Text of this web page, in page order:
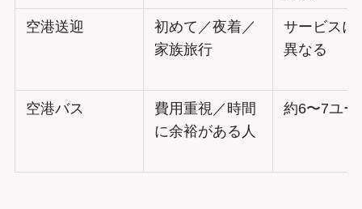
空港送迎
初めて／夜着／
家族旅行
サービスに
異なる
空港バス
費用重視／時間
に余裕がある人
約6〜7ユー